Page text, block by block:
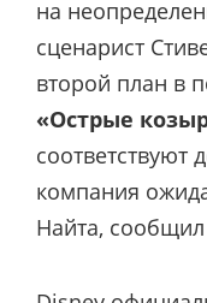
на
сценарист
второй план в
«Острые
соответствуют
компания
Найта,